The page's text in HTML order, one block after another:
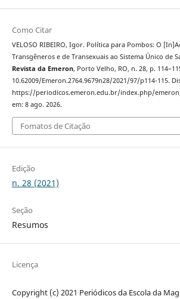
Como Citar
VELOSO RIBEIRO, Igor. Política para Pombos: O
Transgêneros e de Transexuais ao Sistema Único de
Revista da Emeron, Porto Velho, RO, n. 28, p.
10.62009/Emeron.2764.9679n28/2021/97/p114-115.
https://periodicos.emeron.edu.br/index.php/
em: 8 ago. 2026.
Fomatos de Citação
Edição
n. 28 (2021)
Seção
Resumos
Licença
Copyright (c) 2021 Periódicos da Escola da